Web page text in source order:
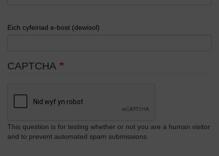
Eich cyfeiriad e-bost (dewisol)
CAPTCHA
This question is for testing whether or not you are a human visitor
and to prevent automated spam submissions.